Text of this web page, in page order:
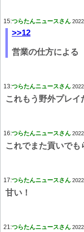
15:つらたんニュースさん
>>12
営業の仕方による
13:つらたんニュースさん
これもう野外プレイ
16:つらたんニュースさん
これでまた貢いで
17:つらたんニュースさん
甘い！
21:つらたんニュースさん